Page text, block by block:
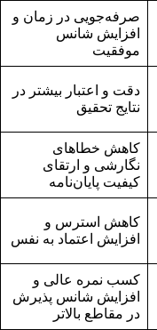
صرفه‌جویی در زمان و
افزایش شانس
موفقیت
دقت و اعتبار بیشتر در
نتایج تحقیق
کاهش خطاهای
نگارشی و ارتقای
کیفیت پایان‌نامه
کاهش استرس و
افزایش اعتماد به نفس
کسب نمره عالی و
افزایش شانس پذیرش
در مقاطع بالاتر